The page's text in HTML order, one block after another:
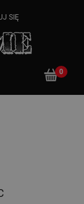
SIĘ